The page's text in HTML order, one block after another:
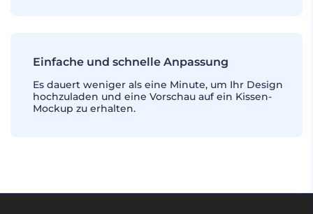
Einfache und schnelle Anpassung
Es dauert weniger als eine Minute, um Ihr Design
hochzuladen und eine Vorschau auf ein Kissen-
Mockup zu erhalten.